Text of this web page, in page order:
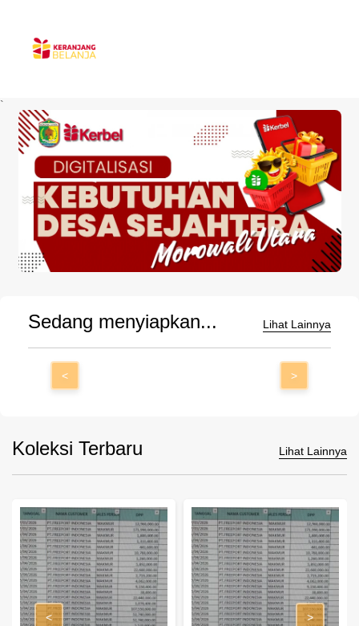
`
Sedang menyiapkan... Lihat Lainnya
< >
Koleksi Terbaru Lihat Lainnya
< >